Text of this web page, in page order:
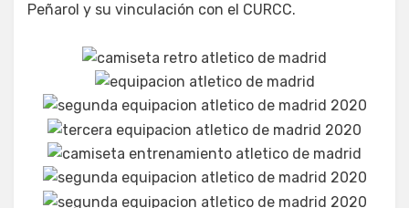
Peñarol y su vinculación con el CURCC.